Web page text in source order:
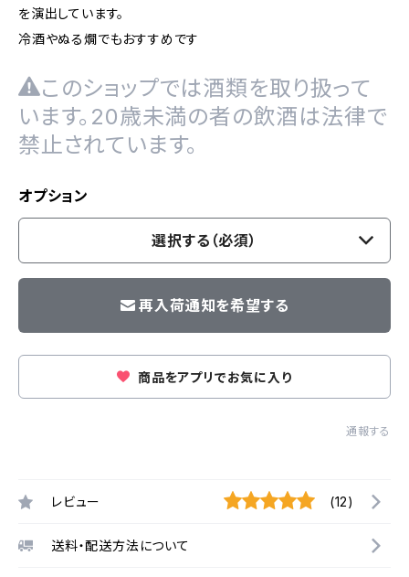
を演出しています。
冷酒やぬる燗でもおすすめです
このショップでは酒類を取り扱って
います。20歳未満の者の飲酒は法律で
禁止されています。
オプション
選択する（必須）
再入荷通知を希望する
商品をアプリでお気に入り
通報する
レビュー (12)
送料・配送方法について